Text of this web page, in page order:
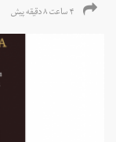
۴ ساعت ۸ دقیقه پیش